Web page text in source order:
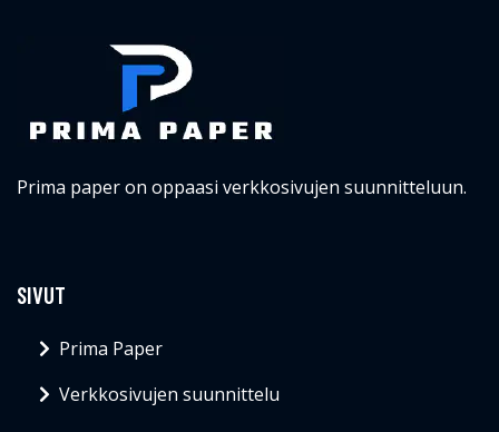
Prima paper on oppaasi verkkosivujen suunnitteluun.
SIVUT
Prima Paper
Verkkosivujen suunnittelu